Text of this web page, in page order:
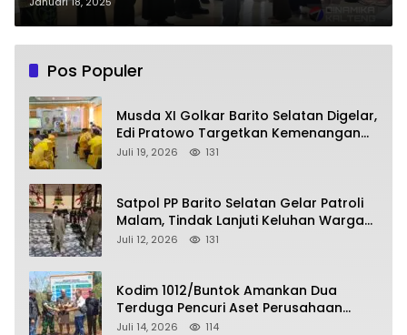
Pos Populer
Musda XI Golkar Barito Selatan Digelar,
Edi Pratowo Targetkan Kemenangan
Partai pada Pemilu Mendatang
Juli 19, 2026 131
Satpol PP Barito Selatan Gelar Patroli
Malam, Tindak Lanjuti Keluhan Warga
soal Balap Liar dan Remaja Nongkrong
Juli 12, 2026 131
Kodim 1012/Buntok Amankan Dua
Terduga Pencuri Aset Perusahaan
Sitaan Satgas PKH, Satu Paket Diduga
Juli 14, 2026 114